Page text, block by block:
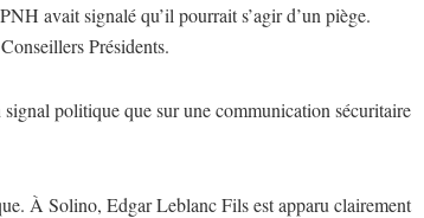
avait signalé qu’il pourrait s’agir d’un piège.
Présidents.
politique que sur une communication sécuritaire
À Solino, Edgar Leblanc Fils est apparu clairement